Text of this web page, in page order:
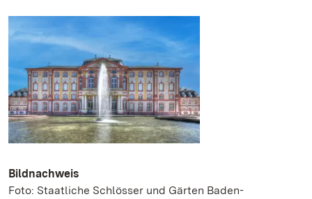
Bildnachweis
Foto: Staatliche Schlösser und Gärten Baden-